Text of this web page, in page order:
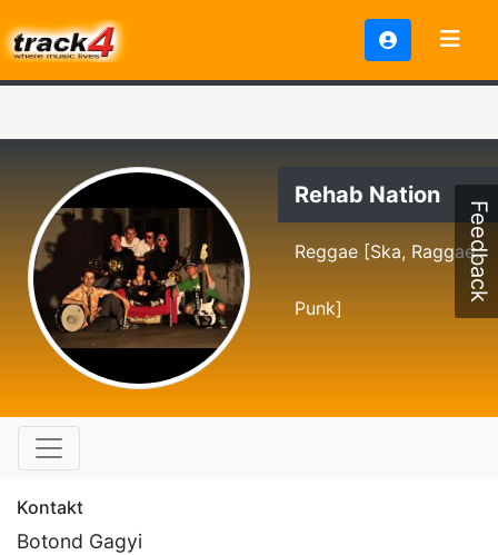
Rehab Nation
Reggae [Ska, Raggae,
Punk]
Kontakt
Botond Gagyi
Feedback